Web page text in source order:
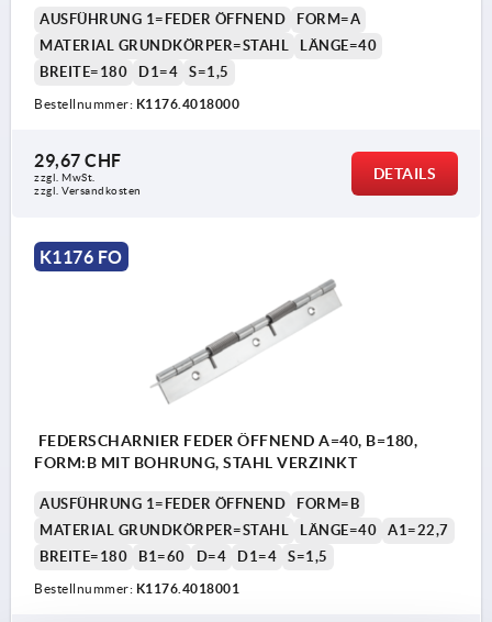
AUSFÜHRUNG 1=FEDER ÖFFNEND
FORM=A
MATERIAL GRUNDKÖRPER=STAHL
LÄNGE=40
BREITE=180
D1=4 S=1,5
Bestellnummer: K1176.4018000
29,67 CHF
zzgl. MwSt.
zzgl. Versandkosten
DETAILS
K1176 FO
FEDERSCHARNIER FEDER ÖFFNEND A=40, B=180,
FORM:B MIT BOHRUNG, STAHL VERZINKT
AUSFÜHRUNG 1=FEDER ÖFFNEND
FORM=B
MATERIAL GRUNDKÖRPER=STAHL
LÄNGE=40
A1=22,7
BREITE=180
B1=60 D=4 D1=4 S=1,5
Bestellnummer: K1176.4018001